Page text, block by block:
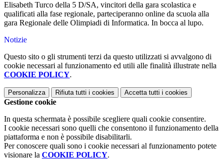
Elisabeth Turco della 5 D/SA, vincitori della gara scolastica e
qualificati alla fase regionale, parteciperanno online da scuola alla
gara Regionale delle Olimpiadi di Informatica. In bocca al lupo.
Notizie
Questo sito o gli strumenti terzi da questo utilizzati si avvalgono di
cookie necessari al funzionamento ed utili alle finalità illustrate nella
COOKIE POLICY.
Personalizza Rifiuta tutti i cookies Accetta tutti i cookies
Gestione cookie
In questa schermata è possibile scegliere quali cookie consentire.
I cookie necessari sono quelli che consentono il funzionamento della
piattaforma e non è possibile disabilitarli.
Per conoscere quali sono i cookie necessari al funzionamento potete
visionare la COOKIE POLICY.